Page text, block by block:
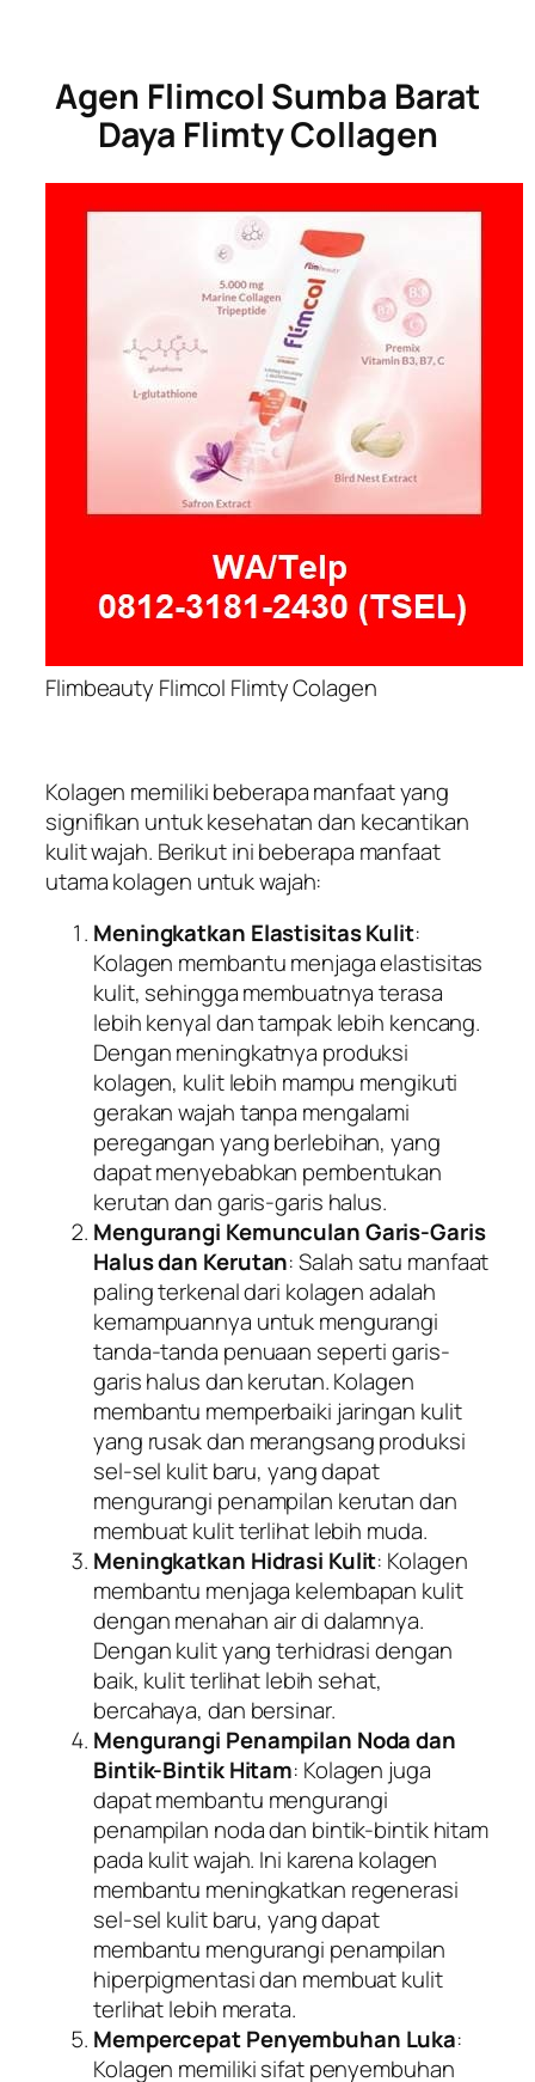
Agen Flimcol Sumba Barat
Daya Flimty Collagen
Flimbeauty Flimcol Flimty Colagen
Kolagen memiliki beberapa manfaat yang
signifikan untuk kesehatan dan kecantikan
kulit wajah. Berikut ini beberapa manfaat
utama kolagen untuk wajah:
Meningkatkan Elastisitas Kulit:
Kolagen membantu menjaga elastisitas
kulit, sehingga membuatnya terasa
lebih kenyal dan tampak lebih kencang.
Dengan meningkatnya produksi
kolagen, kulit lebih mampu mengikuti
gerakan wajah tanpa mengalami
peregangan yang berlebihan, yang
dapat menyebabkan pembentukan
kerutan dan garis-garis halus.
Mengurangi Kemunculan Garis-Garis
Halus dan Kerutan: Salah satu manfaat
paling terkenal dari kolagen adalah
kemampuannya untuk mengurangi
tanda-tanda penuaan seperti garis-
garis halus dan kerutan. Kolagen
membantu memperbaiki jaringan kulit
yang rusak dan merangsang produksi
sel-sel kulit baru, yang dapat
mengurangi penampilan kerutan dan
membuat kulit terlihat lebih muda.
Meningkatkan Hidrasi Kulit: Kolagen
membantu menjaga kelembapan kulit
dengan menahan air di dalamnya.
Dengan kulit yang terhidrasi dengan
baik, kulit terlihat lebih sehat,
bercahaya, dan bersinar.
Mengurangi Penampilan Noda dan
Bintik-Bintik Hitam: Kolagen juga
dapat membantu mengurangi
penampilan noda dan bintik-bintik hitam
pada kulit wajah. Ini karena kolagen
membantu meningkatkan regenerasi
sel-sel kulit baru, yang dapat
membantu mengurangi penampilan
hiperpigmentasi dan membuat kulit
terlihat lebih merata.
Mempercepat Penyembuhan Luka:
Kolagen memiliki sifat penyembuhan